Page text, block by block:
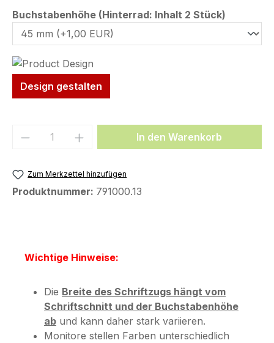
Buchstabenhöhe (Hinterrad: Inhalt 2 Stück)
Design gestalten
Produkt Anzahl: Gib denIn den Warenkorb
Zum Merkzettel hinzufügen
Produktnummer: 791000.13
Wichtige Hinweise:
Die Breite des Schriftzugs hängt vom
Schriftschnitt und der Buchstabenhöhe
ab und kann daher stark variieren.
Monitore stellen Farben unterschiedlich